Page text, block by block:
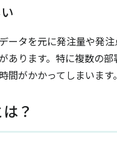
ータを元に発注量や発
あります。特に複数の
間がかかってしまいます。
？